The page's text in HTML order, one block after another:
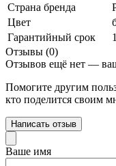
Страна бренда
Цвет
Гарантийный срок
Отзывы (0)
Отзывов ещё нет —
Помогите другим
кто поделится своим
Написать отзыв
Ваше имя